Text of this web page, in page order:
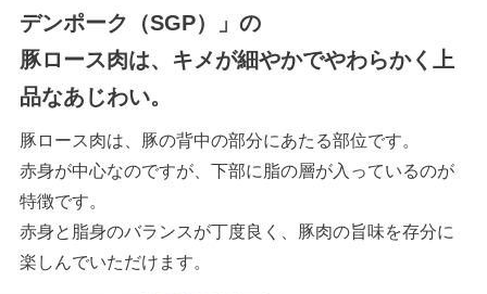
デンポーク（SGP）」の
豚ロース肉は、キメが細やかでやわらかく上
品なあじわい。
豚ロース肉は、豚の背中の部分にあたる部位です。
赤身が中心なのですが、下部に脂の層が入っているのが
特徴です。
赤身と脂身のバランスが丁度良く、豚肉の旨味を存分に
楽しんでいただけます。